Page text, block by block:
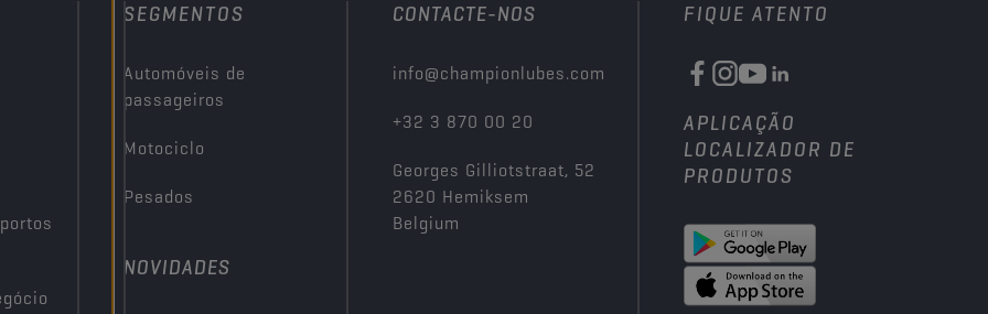
SEGMENTOS
Automóveis de
passageiros
Motociclo
Pesados
NOVIDADES
CONTACTE-NOS
info@championlubes.com
+32 3 870 00 20
Georges Gilliotstraat, 52
2620 Hemiksem
Belgium
FIQUE ATENTO
APLICAÇÃO
LOCALIZADOR DE
PRODUTOS